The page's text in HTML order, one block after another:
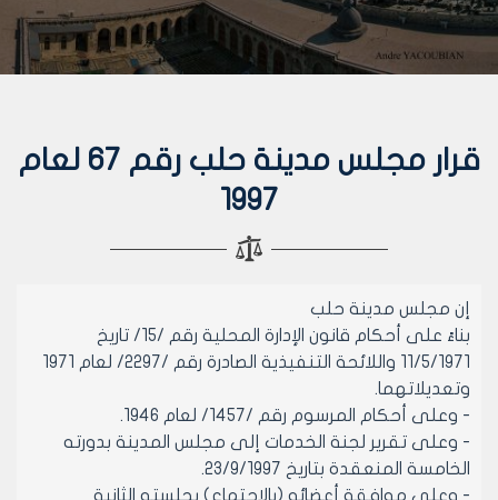
قرار مجلس مدينة حلب رقم 67 لعام
1997
إن مجلس مدينة حلب
بناءً على أحكام قانون الإدارة المحلية رقم /15/ تاريخ
11/5/1971 واللائحة التنفيذية الصادرة رقم /2297/ لعام 1971
وتعديلاتهما.
- وعلى أحكام المرسوم رقم /1457/ لعام 1946.
- وعلى تقرير لجنة الخدمات إلى مجلس المدينة بدورته
الخامسة المنعقدة بتاريخ 23/9/1997.
- وعلى موافقة أعضائه (بالاجتماع) بجلسته الثانية